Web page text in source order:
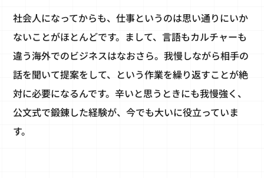
社会人になってからも、仕事というのは思い通りにいか
ないことがほとんどです。まして、言語もカルチャーも
違う海外でのビジネスはなおさら。我慢しながら相手の
話を聞いて提案をして、という作業を繰り返すことが絶
対に必要になるんです。辛いと思うときにも我慢強く、
公文式で鍛錬した経験が、今でも大いに役立っていま
す。